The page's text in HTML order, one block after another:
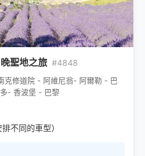
聖地之旅 #4848
克修道院 - 阿維尼翁- 阿爾勒 - 巴
- 香波堡 - 巴黎
不同的車型）